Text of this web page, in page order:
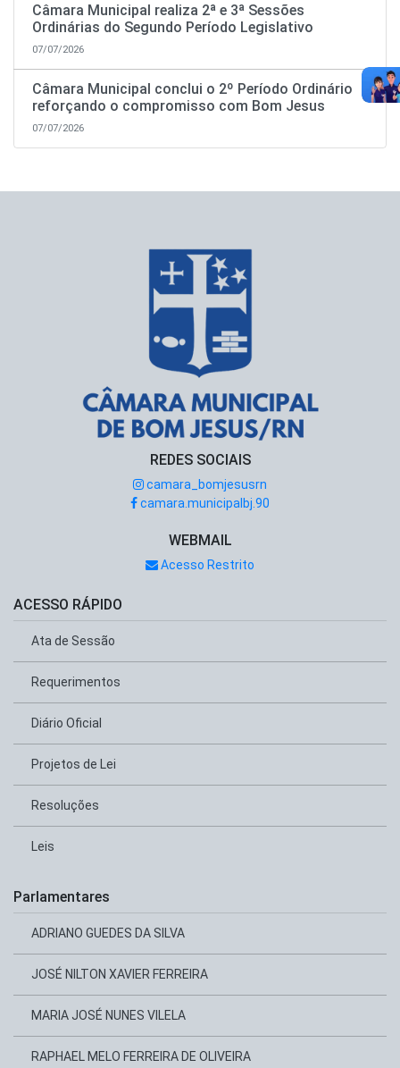
Câmara Municipal realiza 2ª e 3ª Sessões
Ordinárias do Segundo Período Legislativo
07/07/2026
Câmara Municipal conclui o 2º Período Ordinário
reforçando o compromisso com Bom Jesus
07/07/2026
REDES SOCIAIS
camara_bomjesusrn
camara.municipalbj.90
WEBMAIL
Acesso Restrito
ACESSO RÁPIDO
Ata de Sessão
Requerimentos
Diário Oficial
Projetos de Lei
Resoluções
Leis
Parlamentares
ADRIANO GUEDES DA SILVA
JOSÉ NILTON XAVIER FERREIRA
MARIA JOSÉ NUNES VILELA
RAPHAEL MELO FERREIRA DE OLIVEIRA